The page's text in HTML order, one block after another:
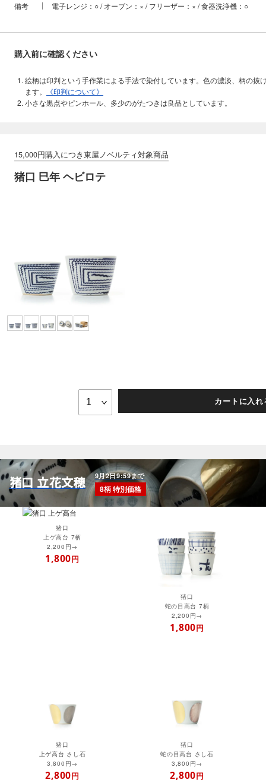
備考
電子レンジ：○ / オーブン：× / フリーザー：× / 食器洗浄機：○
購入前に確認ください
絵柄は印判という手作業による手法で染付しています。色の濃淡、柄の抜
ます。
《印判について》
小さな黒点やピンホール、多少のがたつきは良品としています。
猪口 巳年 ヘビロテ
カートに入れ
猪口 立花文穂
9月2日9:59まで
8柄 特別価格
猪口
上ゲ高台 7柄
2,200円→
1,800円
猪口
蛇の目高台 7柄
2,200円→
1,800円
猪口
上ゲ高台 さし石
3,800円→
2,800円
猪口
蛇の目高台 さし石
3,800円→
2,800円